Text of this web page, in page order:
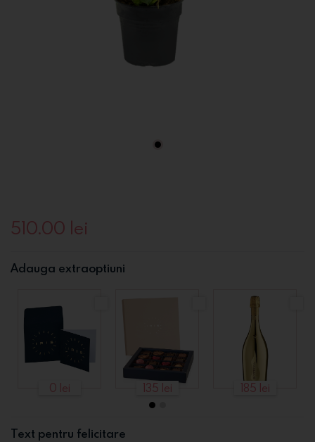
510.00 lei
Adauga extraoptiuni
0 lei 135 lei 185 lei
Text pentru felicitare